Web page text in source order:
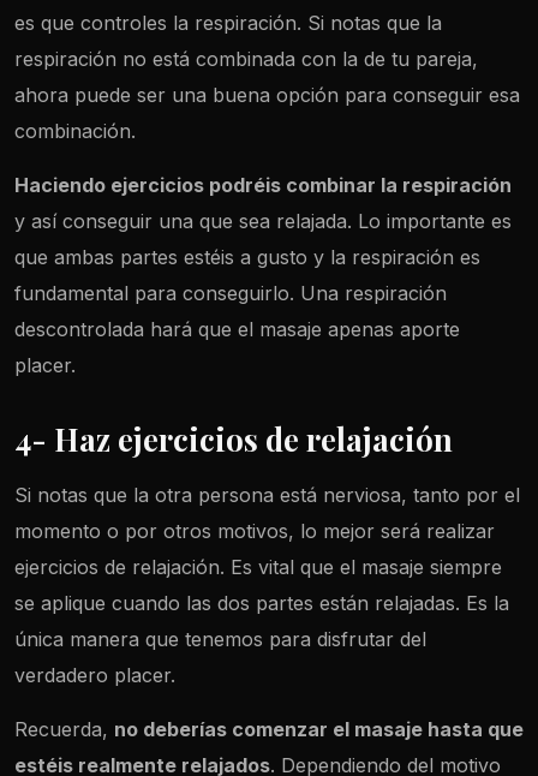
es que controles la respiración. Si notas que la
respiración no está combinada con la de tu pareja,
ahora puede ser una buena opción para conseguir esa
combinación.
Haciendo ejercicios podréis combinar la respiración
y así conseguir una que sea relajada. Lo importante es
que ambas partes estéis a gusto y la respiración es
fundamental para conseguirlo. Una respiración
descontrolada hará que el masaje apenas aporte
placer.
4- Haz ejercicios de relajación
Si notas que la otra persona está nerviosa, tanto por el
momento o por otros motivos, lo mejor será realizar
ejercicios de relajación. Es vital que el masaje siempre
se aplique cuando las dos partes están relajadas. Es la
única manera que tenemos para disfrutar del
verdadero placer.
Recuerda, no deberías comenzar el masaje hasta que
estéis realmente relajados. Dependiendo del motivo